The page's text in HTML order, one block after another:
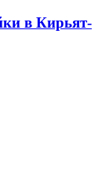
в Кирьят-